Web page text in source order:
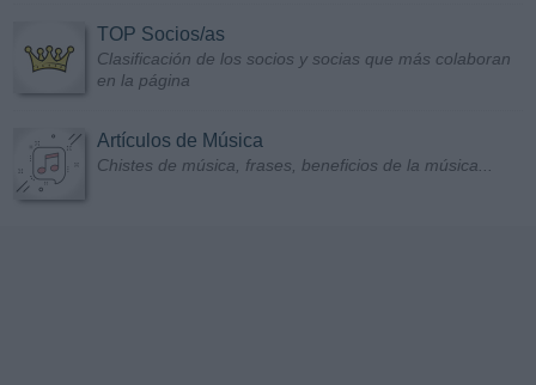
TOP Socios/as
Clasificación de los socios y socias que más colaboran
en la página
Artículos de Música
Chistes de música, frases, beneficios de la música...